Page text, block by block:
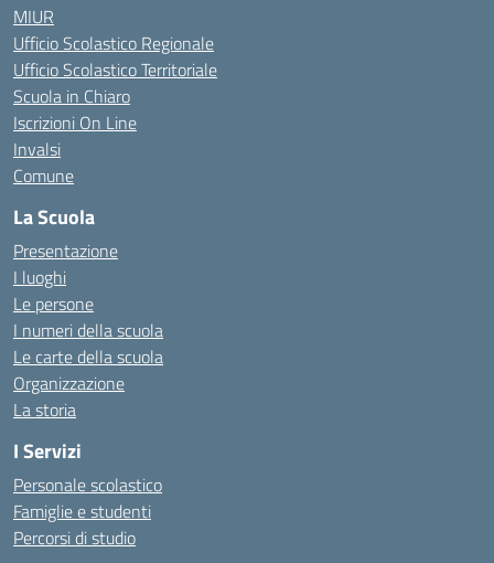
MIUR
Ufficio Scolastico Regionale
Ufficio Scolastico Territoriale
Scuola in Chiaro
Iscrizioni On Line
Invalsi
Comune
La Scuola
Presentazione
I luoghi
Le persone
I numeri della scuola
Le carte della scuola
Organizzazione
La storia
I Servizi
Personale scolastico
Famiglie e studenti
Percorsi di studio